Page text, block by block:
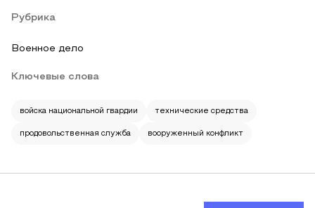
Рубрика
Военное дело
Ключевые слова
войска национальной гвардии технические средства
продовольственная служба вооруженный конфликт